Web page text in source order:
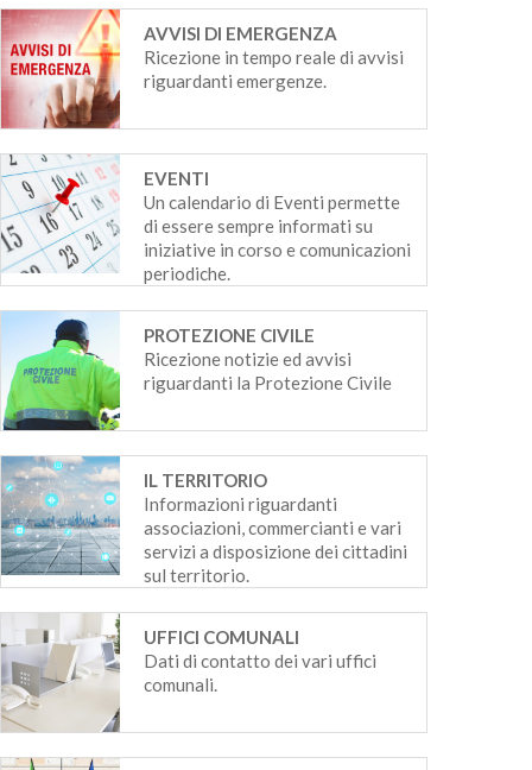
AVVISI DI EMERGENZA
Ricezione in tempo reale di avvisi
riguardanti emergenze.
EVENTI
Un calendario di Eventi permette
di essere sempre informati su
iniziative in corso e comunicazioni
periodiche.
PROTEZIONE CIVILE
Ricezione notizie ed avvisi
riguardanti la Protezione Civile
IL TERRITORIO
Informazioni riguardanti
associazioni, commercianti e vari
servizi a disposizione dei cittadini
sul territorio.
UFFICI COMUNALI
Dati di contatto dei vari uffici
comunali.